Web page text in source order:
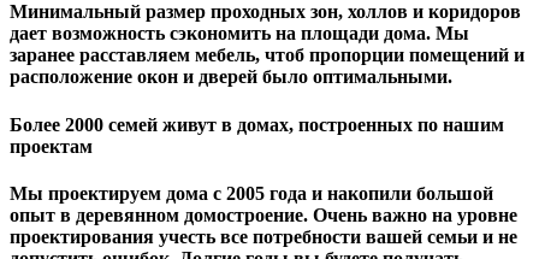
Минимальный размер проходных зон, холлов и коридоров
дает возможность сэкономить на площади дома. Мы
заранее расставляем мебель, чтоб пропорции помещений и
расположение окон и дверей было оптимальными.
Более 2000 семей живут в домах, построенных по нашим
проектам
Мы проектируем дома с 2005 года и накопили большой
опыт в деревянном домостроение. Очень важно на уровне
проектирования учесть все потребности вашей семьи и не